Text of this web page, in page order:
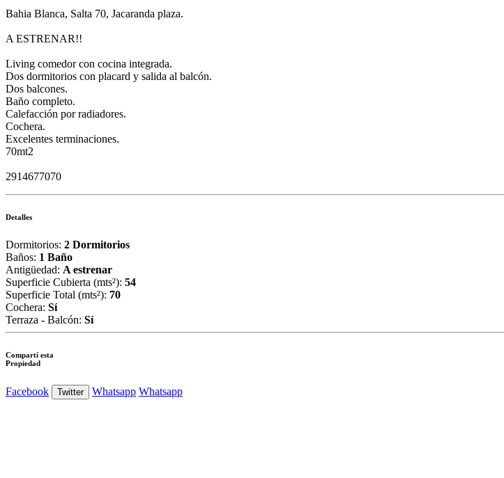
Bahia Blanca, Salta 70, Jacaranda plaza.
A ESTRENAR!!
Living comedor con cocina integrada.
Dos dormitorios con placard y salida al balcón.
Dos balcones.
Baño completo.
Calefacción por radiadores.
Cochera.
Excelentes terminaciones.
70mt2
2914677070
Detalles
Dormitorios: 2 Dormitorios
Baños: 1 Baño
Antigüedad: A estrenar
Superficie Cubierta (mts²): 54
Superficie Total (mts²): 70
Cochera: Sí
Terraza - Balcón: Sí
Compartí esta
Propiedad
Facebook Twitter Whatsapp Whatsapp